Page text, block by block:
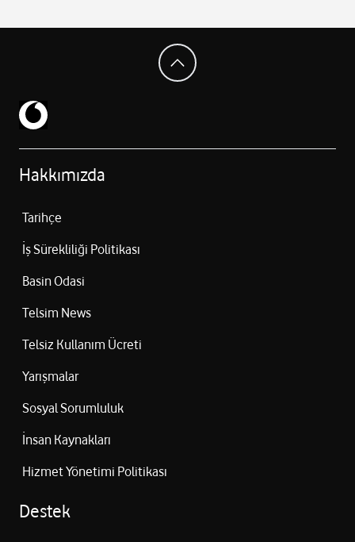
10 saate kadar pil ömrü (web/video)
280.6 × 214.9 × 6.1 mm boyutlar
Hakkımızda
Tarihçe
İş Sürekliliği Politikası
Basin Odasi
Telsim News
Telsiz Kullanım Ücreti
Yarışmalar
Sosyal Sorumluluk
İnsan Kaynakları
Hizmet Yönetimi Politikası
Destek